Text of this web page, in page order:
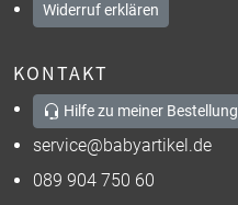
Widerruf erklären
KONTAKT
Hilfe zu meiner Bestellung
service@babyartikel.de
089 904 750 60